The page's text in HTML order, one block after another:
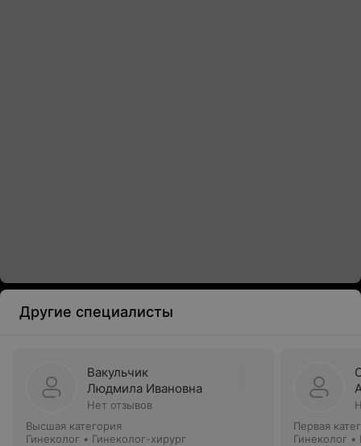
Другие специалисты
Вакульчик
Людмила Ивановна
Нет отзывов
Высшая категория
Гинеколог • Гинеколог-хирург
Первая
Гинеколог •